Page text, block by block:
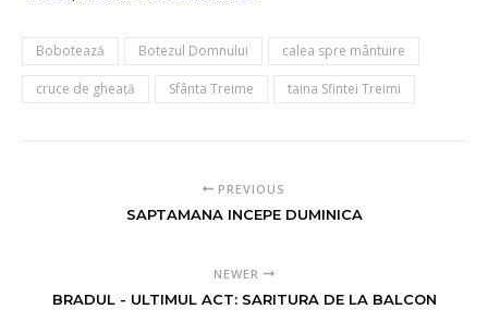
Bobotează Botezul Domnului calea spre mântuire
cruce de gheaţă Sfânta Treime taina Sfintei Treimi
PREVIOUS
SAPTAMANA INCEPE DUMINICA
NEWER
BRADUL - ULTIMUL ACT: SARITURA DE LA BALCON